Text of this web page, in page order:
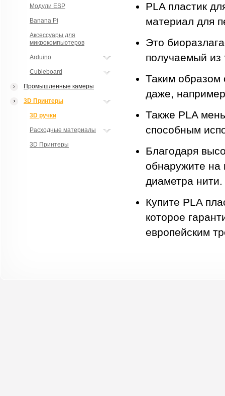
Модули ESP
Banana Pi
Аксессуары для
микрокомпьютеров
Arduino
Cubieboard
Промышленные камеры
3D Принтеры
3D ручки
Расходные материалы
3D Принтеры
PLA пластик
материал для
Это
получаемый из
Таким образом
даже,
Также PLA
способным
Благодаря
обнаружите на
диаметра нити.
Купите PLA
которое
европейским